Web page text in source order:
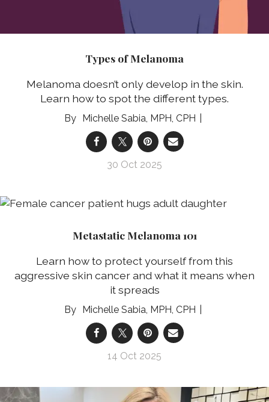
Types of Melanoma
Melanoma doesn’t only develop in the skin.
Learn how to spot the different types.
Michelle Sabia, MPH, CPH
30 Oct 2025
Metastatic Melanoma 101
Learn how to protect yourself from this
aggressive skin cancer and what it means when
it spreads
Michelle Sabia, MPH, CPH
14 Oct 2025